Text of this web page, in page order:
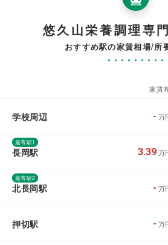
悠久山栄養調理専
おすすめ駅の家賃相場/所
家賃
学校周辺 - 万
最寄駅1
長岡駅 3.39 万
最寄駅2
北長岡駅 - 万
押切駅 - 万